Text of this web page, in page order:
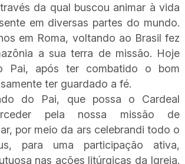
da qual buscou animar à vida
em diversas partes do mundo.
em Roma, voltando ao Brasil fez
a sua terra de missão. Hoje
Pai, após ter combatido o bom
ter guardado a fé.
do Pai, que possa o Cardeal
pela nossa missão de
por meio da ars celebrandi todo o
para uma participação ativa,
nas ações litúrgicas da Igreja.